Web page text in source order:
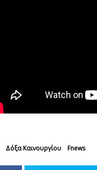
Δόξα Καινουργίου Fnews